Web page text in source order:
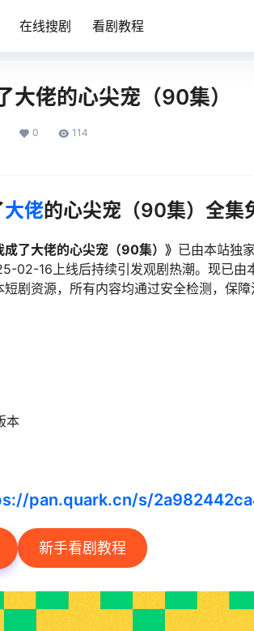
在线搜剧 看剧教程
大佬的心尖宠（90集）
0 114
大佬的心尖宠（90集）全集
成了大佬的心尖宠（90集）》 已由本站独
02-16上线后持续引发观剧热潮。现已由
剧资源，所有内容均通过安全检测，保障
本
pan.quark.cn/s/
新手看剧教程